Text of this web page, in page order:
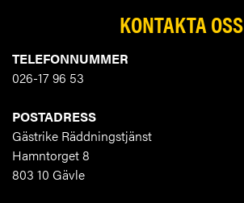
KONTAKTA OSS
TELEFONNUMMER
026-17 96 53
POSTADRESS
Gästrike Räddningstjänst
Hamntorget 8
803 10 Gävle